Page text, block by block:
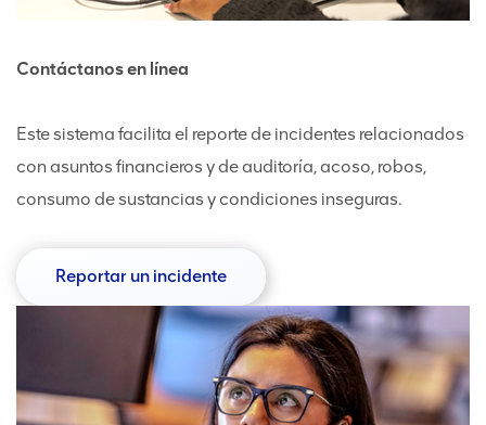
Contáctanos en línea
Este sistema facilita el reporte de incidentes relacionados
con asuntos financieros y de auditoría, acoso, robos,
consumo de sustancias y condiciones inseguras.
Reportar un incidente